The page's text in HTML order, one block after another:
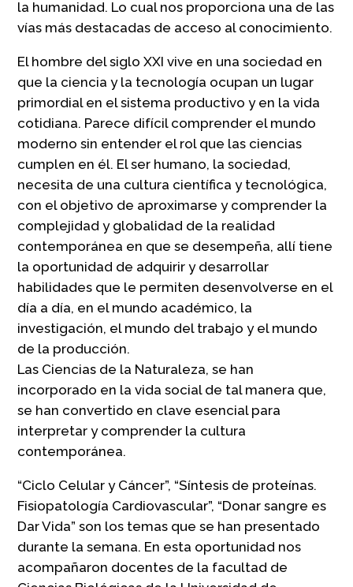
la humanidad. Lo cual nos proporciona una de las
vías más destacadas de acceso al conocimiento.
El hombre del siglo XXI vive en una sociedad en
que la ciencia y la tecnología ocupan un lugar
primordial en el sistema productivo y en la vida
cotidiana. Parece difícil comprender el mundo
moderno sin entender el rol que las ciencias
cumplen en él. El ser humano, la sociedad,
necesita de una cultura científica y tecnológica,
con el objetivo de aproximarse y comprender la
complejidad y globalidad de la realidad
contemporánea en que se desempeña, allí tiene
la oportunidad de adquirir y desarrollar
habilidades que le permiten desenvolverse en el
día a día, en el mundo académico, la
investigación, el mundo del trabajo y el mundo
de la producción.
Las Ciencias de la Naturaleza, se han
incorporado en la vida social de tal manera que,
se han convertido en clave esencial para
interpretar y comprender la cultura
contemporánea.
“Ciclo Celular y Cáncer”, “Síntesis de proteínas.
Fisiopatología Cardiovascular”, “Donar sangre es
Dar Vida” son los temas que se han presentado
durante la semana. En esta oportunidad nos
acompañaron docentes de la facultad de